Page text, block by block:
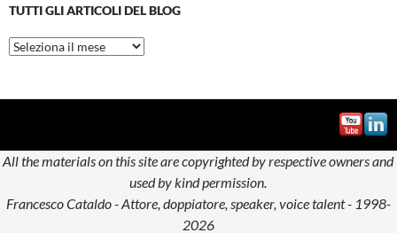
TUTTI GLI ARTICOLI DEL BLOG
Tutti
gli
All the materials on this site are copyrighted by respective owners and
used by kind permission.
Francesco Cataldo - Attore, doppiatore, speaker, voice talent - 1998-
2026